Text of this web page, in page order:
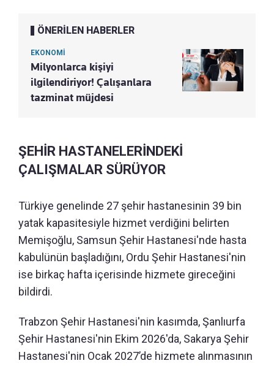
ÖNERİLEN HABERLER
EKONOMİ
Milyonlarca kişiyi
ilgilendiriyor! Çalışanlara
tazminat müjdesi
ŞEHİR HASTANELERİNDEKİ
ÇALIŞMALAR SÜRÜYOR
Türkiye genelinde 27 şehir hastanesinin 39 bin
yatak kapasitesiyle hizmet verdiğini belirten
Memişoğlu, Samsun Şehir Hastanesi'nde hasta
kabulünün başladığını, Ordu Şehir Hastanesi'nin
ise birkaç hafta içerisinde hizmete gireceğini
bildirdi.
Trabzon Şehir Hastanesi'nin kasımda, Şanlıurfa
Şehir Hastanesi'nin Ekim 2026'da, Sakarya Şehir
Hastanesi'nin Ocak 2027’de hizmete alınmasının